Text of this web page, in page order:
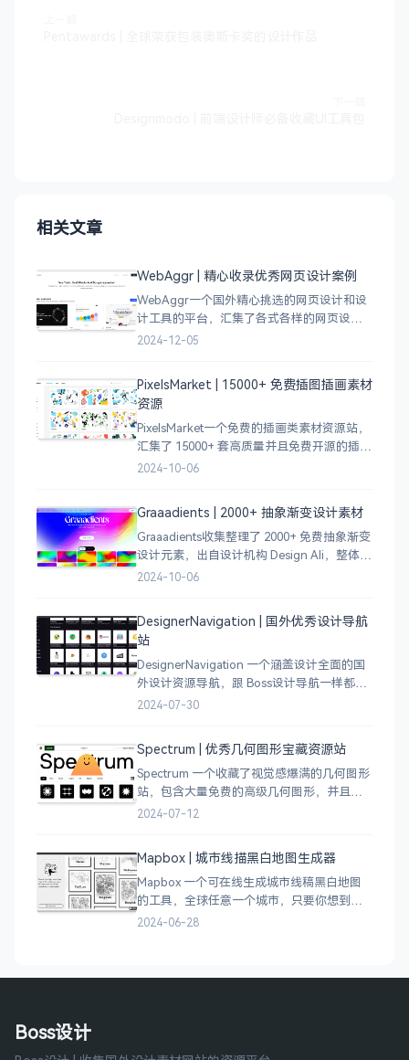
相关文章
WebAggr | 精心收录优秀网页设计案例
WebAggr一个国外精心挑选的网页设计和设
计工具的平台，汇集了各式各样的网页设计
案例，涵盖个人博客、时尚、设计、机构、
计，应
2024-12-05
PixelsMarket | 15000+ 免费插图插画素材
资源
PixelsMarket一个免费的插画类素材资源站，
汇集了 15000+ 套高质量并且免费开源的插图
插画和图标资源。
2024-10-06
Graaadients | 2000+ 抽象渐变设计素材
Graaadients收集整理了 2000+ 免费抽象渐变
设计元素，出自设计机构 Design Ali，整体渐
变色比较鲜艳，更像是 AI 生成的元素，需要
2024-10-06
DesignerNavigation | 国外优秀设计导航
站
DesignerNavigation 一个涵盖设计全面的国
外设计资源导航，跟 Boss设计导航一样都是
分门别类的划分设计灵感、资讯、UI 资源、
2024-07-30
Spectrum | 优秀几何图形宝藏资源站
Spectrum 一个收藏了视觉感爆满的几何图形
站，包含大量免费的高级几何图形，并且每
周都会更新 100 个几何图案，不断的完善能
2024-07-12
Mapbox | 城市线描黑白地图生成器
Mapbox 一个可在线生成城市线稿黑白地图
的工具，全球任意一个城市，只要你想到的
城市，直接搜索城市名称，自动生成该城市
2024-06-28
Boss设计